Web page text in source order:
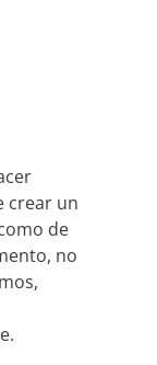
crear un
de
no